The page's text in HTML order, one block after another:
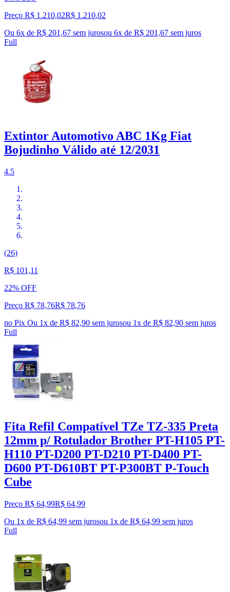
Preço R$ 1.210,02R$ 1.210,02
Ou 6x de R$ 201,67 sem jurosou 6x de R$ 201,67 sem juros
Full
Extintor Automotivo ABC 1Kg Fiat
Bojudinho Válido até 12/2031
4.5
(26)
R$ 101,11
22% OFF
Preço R$ 78,76R$ 78,76
no Pix Ou 1x de R$ 82,90 sem jurosou 1x de R$ 82,90 sem juros
Full
Fita Refil Compatível TZe TZ-335 Preta
12mm p/ Rotulador Brother PT-H105 PT-
H110 PT-D200 PT-D210 PT-D400 PT-
D600 PT-D610BT PT-P300BT P-Touch
Cube
Preço R$ 64,99R$ 64,99
Ou 1x de R$ 64,99 sem jurosou 1x de R$ 64,99 sem juros
Full